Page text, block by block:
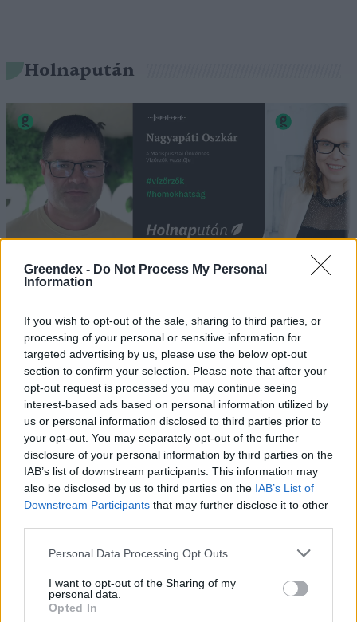
Greendex - Do Not Process My Personal
Information
If you wish to opt-out of the sale, sharing to third parties, or
processing of your personal or sensitive information for
targeted advertising by us, please use the below opt-out
section to confirm your selection. Please note that after your
opt-out request is processed you may continue seeing
interest-based ads based on personal information utilized by
us or personal information disclosed to third parties prior to
your opt-out. You may separately opt-out of the further
disclosure of your personal information by third parties on the
IAB’s list of downstream participants. This information may
also be disclosed by us to third parties on the IAB’s List of
Downstream Participants that may further disclose it to other
Personal Data Processing Opt Outs
I want to opt-out of the Sharing of my
personal data.
Opted In
Holnapután
„Mindegy már, hogy milyen
Holnapután
Greendex 55:58
A
Greendex
Negatív vízállások,
vízkorlátozások: miképp
takarékoskodhatsz a vízzel?